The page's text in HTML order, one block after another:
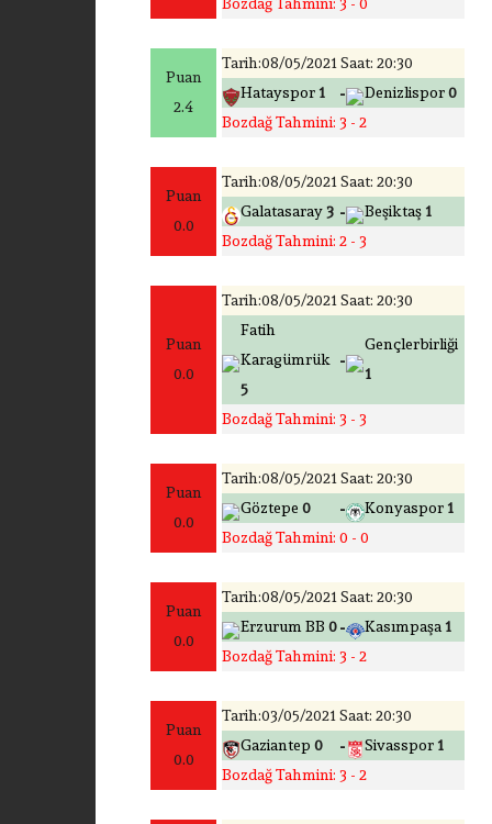
Puan
2.4
Tarih:08/05/2021 Saat: 20:30
Hatayspor1 - Denizlispor0
Bozdağ Tahmini: 3 - 2
Puan
0.0
Tarih:08/05/2021 Saat: 20:30
Galatasaray3 - Beşiktaş1
Bozdağ Tahmini: 2 - 3
Puan
0.0
Tarih:08/05/2021 Saat: 20:30
Fatih
Karagümrük
5
-
Gençlerbirliği
1
Bozdağ Tahmini: 3 - 3
Puan
0.0
Tarih:08/05/2021 Saat: 20:30
Göztepe 0 - Konyaspor1
Bozdağ Tahmini: 0 - 0
Puan
0.0
Tarih:08/05/2021 Saat: 20:30
Erzurum BB 0- Kasımpaşa1
Bozdağ Tahmini: 3 - 2
Puan
0.0
Tarih:03/05/2021 Saat: 20:30
Gaziantep 0 - Sivasspor1
Bozdağ Tahmini: 3 - 2